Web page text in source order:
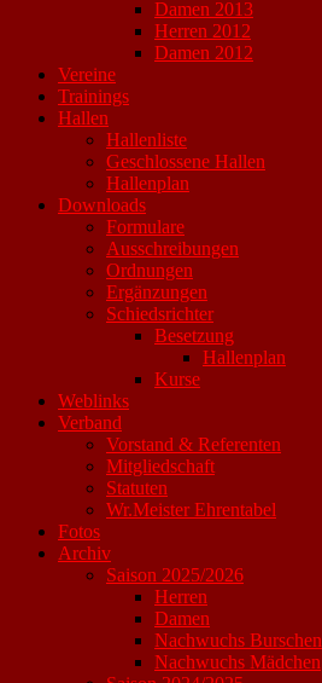
Damen 2013
Herren 2012
Damen 2012
Vereine
Trainings
Hallen
Hallenliste
Geschlossene Hallen
Hallenplan
Downloads
Formulare
Ausschreibungen
Ordnungen
Ergänzungen
Schiedsrichter
Besetzung
Hallenplan
Kurse
Weblinks
Verband
Vorstand & Referenten
Mitgliedschaft
Statuten
Wr.Meister Ehrentabel
Fotos
Archiv
Saison 2025/2026
Herren
Damen
Nachwuchs Burschen
Nachwuchs Mädchen